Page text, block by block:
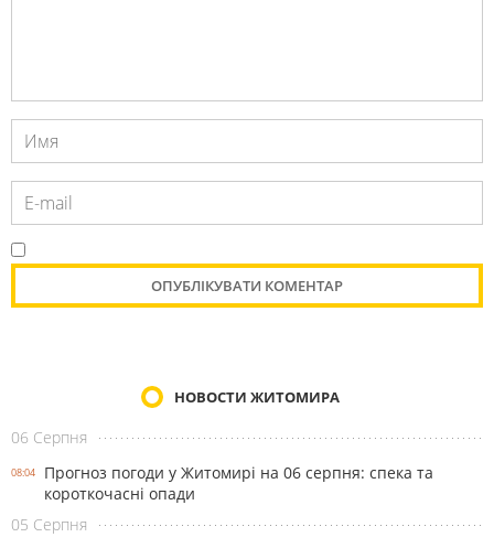
НОВОСТИ ЖИТОМИРА
06 Серпня
08:04
Прогноз погоди у Житомирі на 06 серпня: спека та
короткочасні опади
05 Серпня